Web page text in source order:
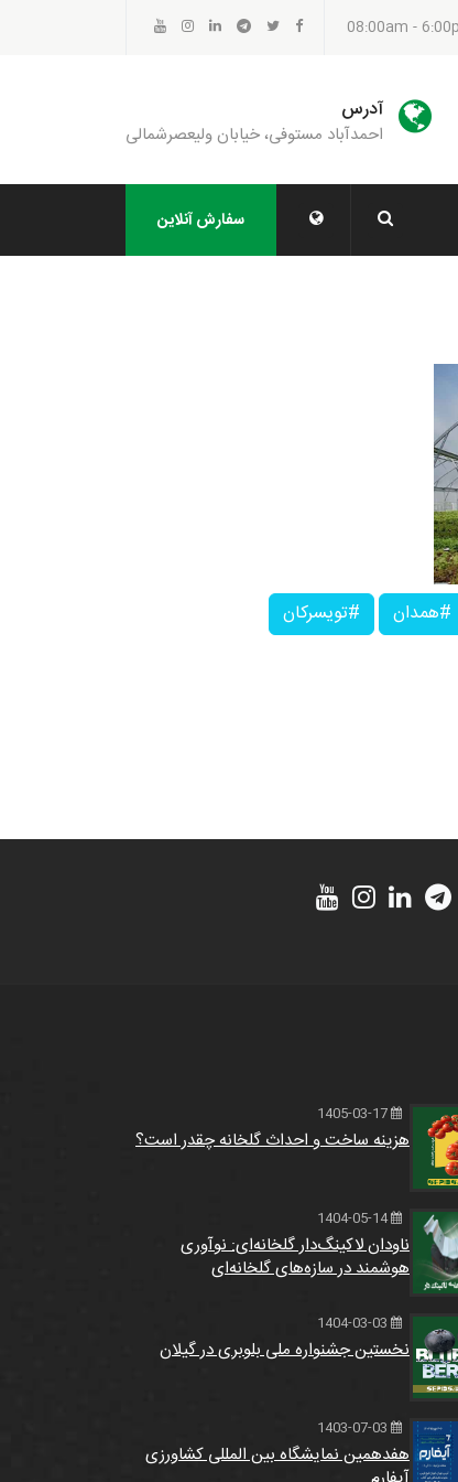
آدرس
احمدآباد مستوفی، خیابان ولیعصرشمالی
سفارش آنلاین
#همدان #تویسرکان
هزینه ساخت و احداث گلخانه چقدر است؟
1404-05-14
ناودان لاکینگ‌دار گلخانه‌ای: نوآوری
هوشمند در سازه‌های گلخانه‌ای
نخستین جشنواره ملی بلوبری در گیلان
هفدهمین نمایشگاه بین المللی کشاورزی